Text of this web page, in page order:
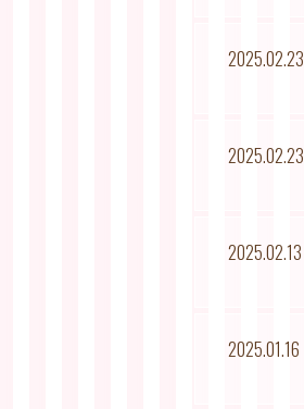
2025.02.23
2025.02.23
2025.02.13
2025.01.16